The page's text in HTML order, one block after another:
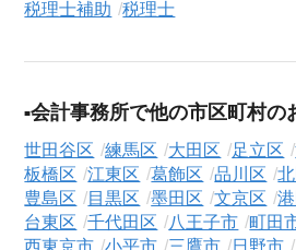
サービスだけの非公開求人です。
ご利用の流れ
る」ボタンからご登録ください。シニ
イザーが、これまでのご経歴やご希望
職務経歴書の作成から面接対策、企業
活動の全プロセスを無料でサポートい
求人検索について
税理士補助 税理士
会計事務所で他の市区町村の
世田谷区 練馬区 大田区 足立区
板橋区
江東区 葛飾区 品川区
豊島区
目黒区 墨田区 文京区
台東区
千代田区 八王子市 町田